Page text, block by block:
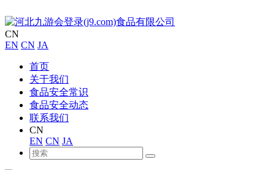
CN
EN CN JA
首页
关于我们
食品安全常识
食品安全动态
联系我们
CN
EN CN JA